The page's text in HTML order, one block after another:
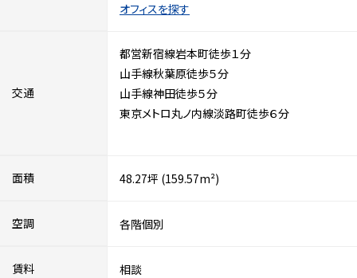
オフィスを探す
交通
都営新宿線岩本町徒歩１分
山手線秋葉原徒歩５分
山手線神田徒歩５分
東京メトロ丸ノ内線淡路町徒歩６分
面積 48.27坪 (159.57m²)
空調 各階個別
賃料 相談